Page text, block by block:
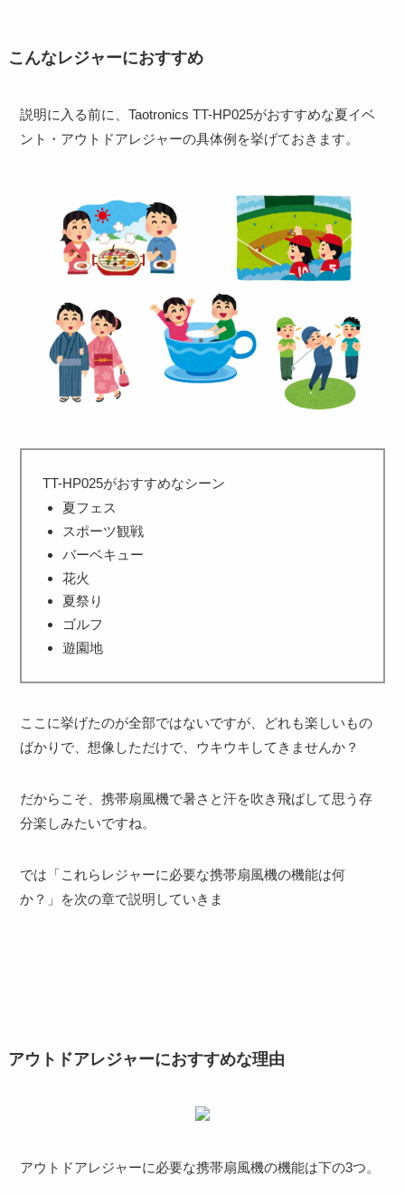
こんなレジャーにおすすめ
説明に入る前に、Taotronics TT-HP025がおすすめな夏イベ
ント・アウトドアレジャーの具体例を挙げておきます。
TT-HP025がおすすめなシーン
夏フェス
スポーツ観戦
バーベキュー
花火
夏祭り
ゴルフ
遊園地
ここに挙げたのが全部ではないですが、どれも楽しいもの
ばかりで、想像しただけで、ウキウキしてきませんか？
だからこそ、携帯扇風機で暑さと汗を吹き飛ばして思う存
分楽しみたいですね。
では「これらレジャーに必要な携帯扇風機の機能は何
か？」を次の章で説明していきま
アウトドアレジャーにおすすめな理由
アウトドアレジャーに必要な携帯扇風機の機能は下の3つ。